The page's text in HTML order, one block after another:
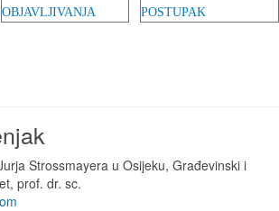
OBJAVLJIVANJA
POSTUPAK
Strossmayera u Osijeku, Građevinski i
prof. dr. sc.